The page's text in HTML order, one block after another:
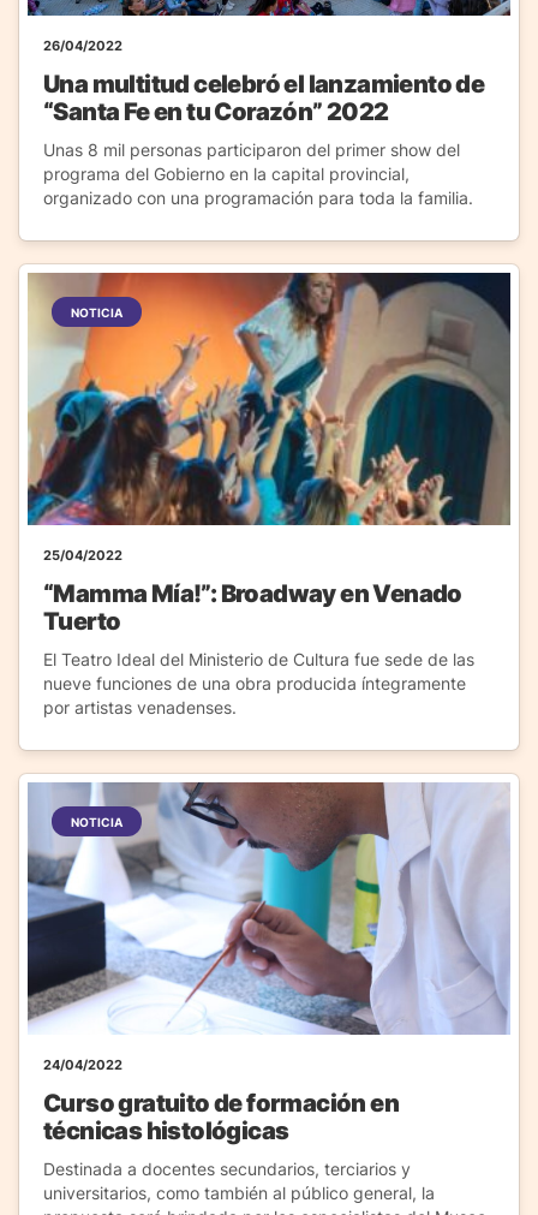
26/04/2022
Una multitud celebró el lanzamiento de
“Santa Fe en tu Corazón” 2022
Unas 8 mil personas participaron del primer show del
programa del Gobierno en la capital provincial,
organizado con una programación para toda la familia.
NOTICIA
25/04/2022
“Mamma Mía!”: Broadway en Venado
Tuerto
El Teatro Ideal del Ministerio de Cultura fue sede de las
nueve funciones de una obra producida íntegramente
por artistas venadenses.
NOTICIA
24/04/2022
Curso gratuito de formación en
técnicas histológicas
Destinada a docentes secundarios, terciarios y
universitarios, como también al público general, la